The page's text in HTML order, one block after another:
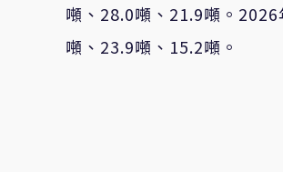
噸、28.0噸、21.9噸。
噸、23.9噸、15.2噸。